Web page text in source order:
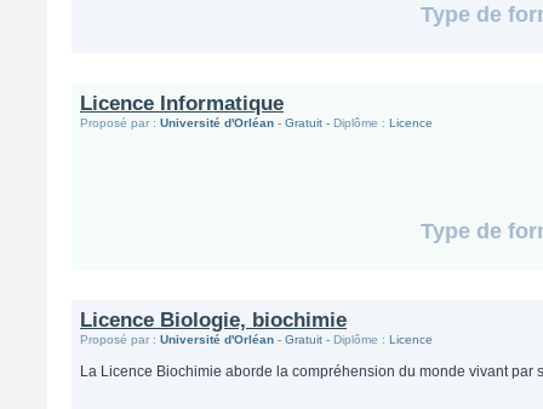
Type de
Licence Informatique
Proposé par : Université d'Orléan - Gratuit - Diplôme : Licence
Type de
Licence Biologie, biochimie
Proposé par : Université d'Orléan - Gratuit - Diplôme : Licence
La Licence Biochimie aborde la compréhension du monde vivant par